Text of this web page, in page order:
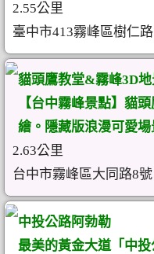
2.55公里
臺中市413霧峰區樹仁路
貓頭鷹教堂&霧峰3D
【台中霧峰景點】貓
繪。隱藏版浪漫可愛
2.63公里
台中市霧峰區大同路8號
中投公路阿勃勒
最美的黃金大道「中